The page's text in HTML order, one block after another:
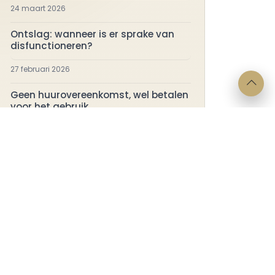
24 maart 2026
Ontslag: wanneer is er sprake van
disfunctioneren?
27 februari 2026
Geen huurovereenkomst, wel betalen
voor het gebruik